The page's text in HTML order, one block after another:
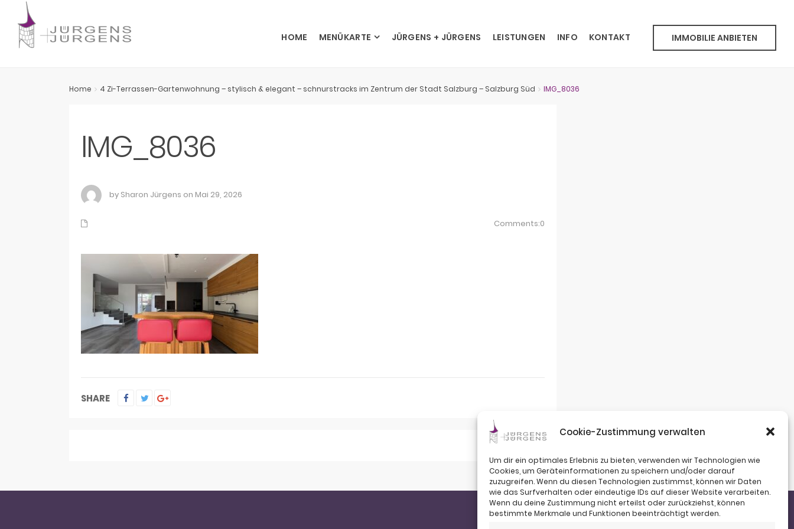
Cookie-Zustimmung verwalten
Um dir ein optimales Erlebnis zu bieten, verwenden wir Technologien wie
Cookies, um Geräteinformationen zu speichern und/oder darauf
zuzugreifen. Wenn du diesen Technologien zustimmst, können wir Daten
wie das Surfverhalten oder eindeutige IDs auf dieser Website verarbeiten.
Wenn du deine Zustimmung nicht erteilst oder zurückziehst, können
bestimmte Merkmale und Funktionen beeinträchtigt werden.
IMMOBILIE ANBIETEN
HOME MENÜKARTE JÜRGENS + JÜRGENS LEISTUNGEN INFO KONTAKT
Home 4 Zi-Terrassen-Gartenwohnung – stylisch & elegant – schnurstracks im Zentrum der Stadt Salzburg – Salzburg Süd IMG_8036
IMG_8036
by Sharon Jürgens on Mai 29, 2026
Comments:0
SHARE